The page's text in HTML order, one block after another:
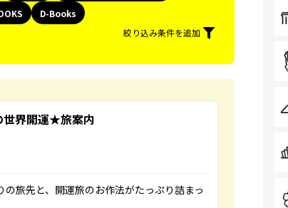
D-Books
絞り込み条件を追加
世界開運★旅案内
旅先と、開運旅のお作法がたっぷり詰まっ